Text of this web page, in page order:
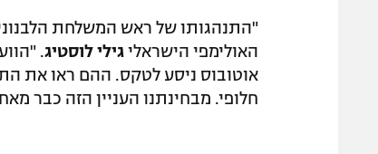
"התנהגותו של ראש המשלחת
האולימפי הישראלי גילי לוסטיג.
אוטובוס ניסע לטקס. ההם ראו את
חלופי. מבחינתנו העניין הזה כבר